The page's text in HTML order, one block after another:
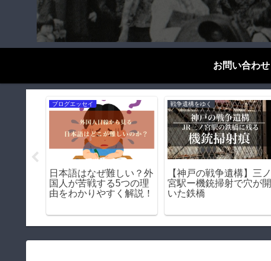
お問い合わせ
遊郭・赤線跡をゆく
天王新地の歴史（和歌山
県和歌山市）｜遊郭・赤
線跡をゆく｜
歴史探偵千夜一夜
飛田新地の「嘆きの壁」
｜遊郭を囲った壁の痕跡